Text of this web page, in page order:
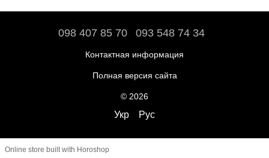
098 407 85 70 093 548 74 34
Контактная информация
Полная версия сайта
© 2026
Укр Рус
Online store built with Horoshop